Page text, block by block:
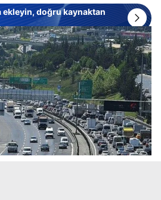
ekleyin, doğru kaynaktan